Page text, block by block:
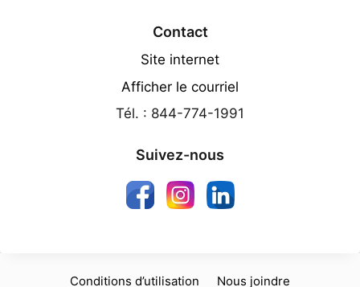
Contact
Site internet
Afficher le courriel
Tél. : 844-774-1991
Suivez-nous
Conditions d’utilisation Nous joindre